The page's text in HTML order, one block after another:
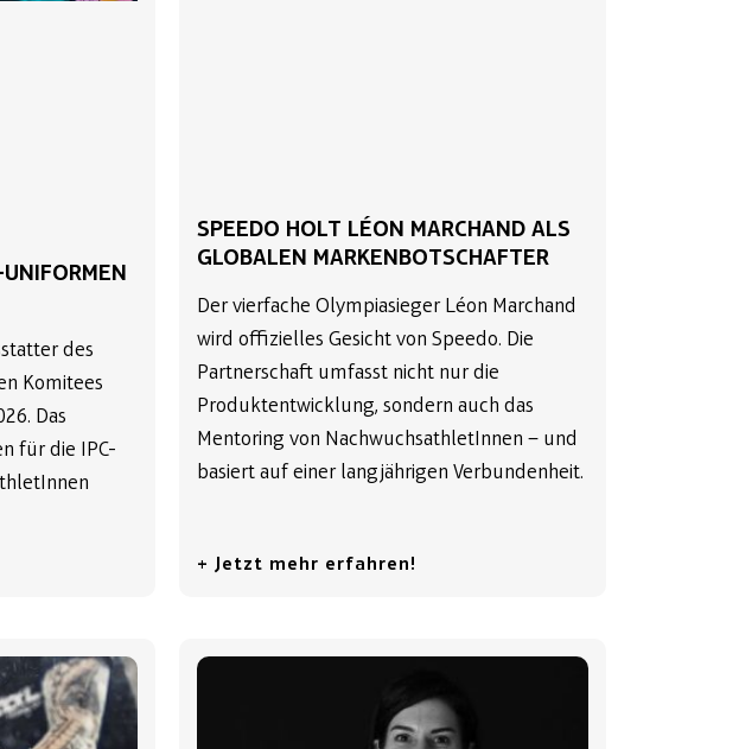
des
Komitees
Das
für die IPC-
SPEEDO HOLT LÉON MARCHAND ALS
GLOBALEN MARKENBOTSCHAFTER
Der vierfache Olympiasieger Léon Marchand
wird offizielles Gesicht von Speedo. Die
Partnerschaft umfasst nicht nur die
Produktentwicklung, sondern auch das
Mentoring von NachwuchsathletInnen – und
basiert auf einer langjährigen Verbundenheit.
+ Jetzt mehr erfahren!